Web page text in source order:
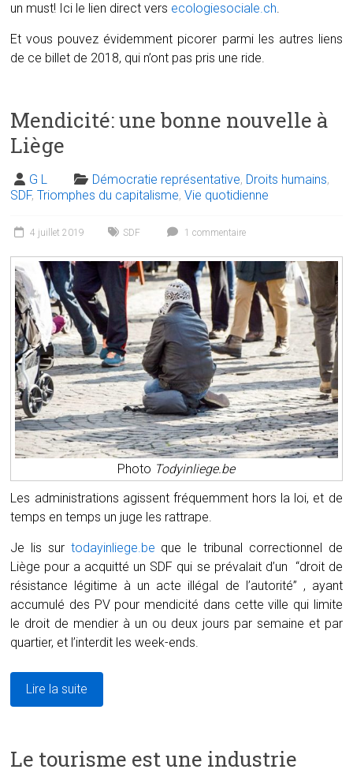
un must! Ici le lien direct vers ecologiesociale.ch.
Et vous pouvez évidemment picorer parmi les autres liens
de ce billet de 2018, qui n’ont pas pris une ride.
Mendicité: une bonne nouvelle à
Liège
G L Démocratie représentative, Droits humains,
SDF,Triomphes du capitalisme,Vie quotidienne
4 juillet 2019 SDF 1 commentaire
Photo Todyinliege.be
Les administrations agissent fréquemment hors la loi, et de
temps en temps un juge les rattrape.
Je lis sur todayinliege.be que le tribunal correctionnel de
Liège pour a acquitté un SDF qui se prévalait d’un “droit de
résistance légitime à un acte illégal de l’autorité” , ayant
accumulé des PV pour mendicité dans cette ville qui limite
le droit de mendier à un ou deux jours par semaine et par
quartier, et l’interdit les week-ends.
Lire la suite
Le tourisme est une industrie